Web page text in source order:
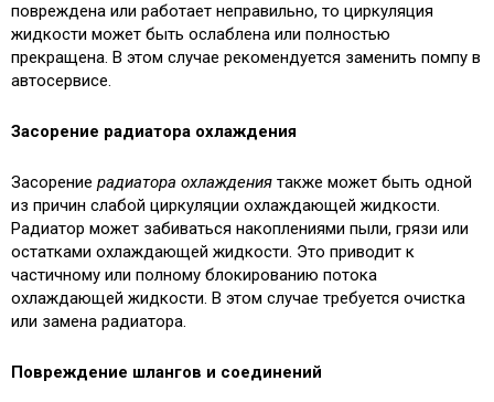
повреждена или работает неправильно, то циркуляция
жидкости может быть ослаблена или полностью
прекращена. В этом случае рекомендуется заменить помпу в
автосервисе.
Засорение радиатора охлаждения
Засорение радиатора охлаждения также может быть одной
из причин слабой циркуляции охлаждающей жидкости.
Радиатор может забиваться накоплениями пыли, грязи или
остатками охлаждающей жидкости. Это приводит к
частичному или полному блокированию потока
охлаждающей жидкости. В этом случае требуется очистка
или замена радиатора.
Повреждение шлангов и соединений